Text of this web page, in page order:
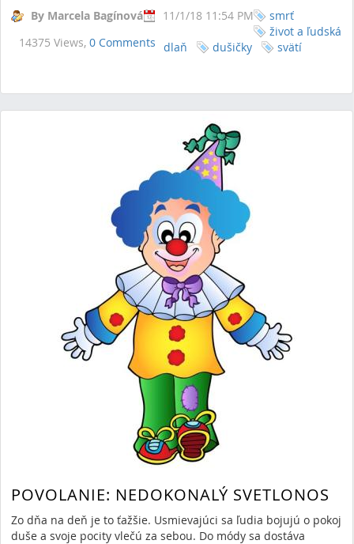
By Marcela Bagínová
11/1/18 11:54 PM
14375 Views, 0 Comments
smrť
život a ľudská
dlaň
dušičky svätí
POVOLANIE: NEDOKONALÝ SVETLONOS
Zo dňa na deň je to ťažšie. Usmievajúci sa ľudia bojujú o pokoj
duše a svoje pocity vlečú za sebou. Do módy sa dostáva